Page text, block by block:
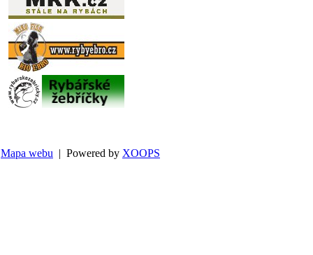
Mapa webu | Powered by XOOPS